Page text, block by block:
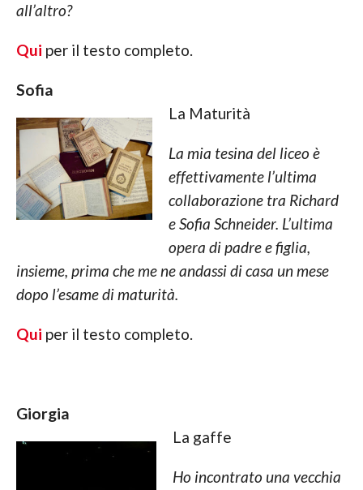
all’altro?
Qui per il testo completo.
Sofia
La Maturità
La mia tesina del liceo è
effettivamente l’ultima
collaborazione tra Richard
e Sofia Schneider. L’ultima
opera di padre e figlia,
insieme, prima che me ne andassi di casa un mese
dopo l’esame di maturità.
Qui per il testo completo.
Giorgia
La gaffe
Ho incontrato una vecchia